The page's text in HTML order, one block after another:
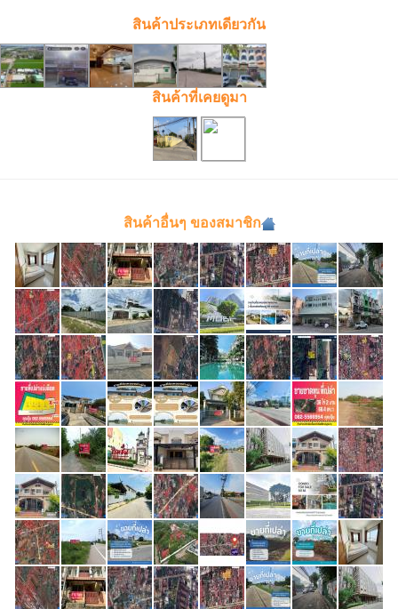
สินค้าประเภทเดียวกัน
สินค้าที่เคยดูมา
สินค้าอื่นๆ ของสมาชิก